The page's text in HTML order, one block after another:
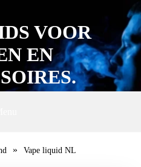
VOOR
EN
» Vape liquid NL